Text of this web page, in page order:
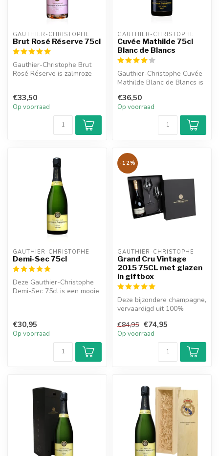
GAUTHIER-CHRISTOPHE
Brut Rosé Réserve 75cl
Gauthier-Christophe Brut
Rosé Réserve is zalmroze
€33,50
Op voorraad
GAUTHIER-CHRISTOPHE
Cuvée Mathilde 75cl
Blanc de Blancs
Gauthier-Christophe Cuvée
Mathilde Blanc de Blancs is
van...
€36,50
Op voorraad
GAUTHIER-CHRISTOPHE
Demi-Sec 75cl
Deze Gauthier-Christophe
Demi-Sec 75cl is een mooie
€30,95
Op voorraad
-12%
GAUTHIER-CHRISTOPHE
Grand Cru Vintage
2015 75CL met glazen
in giftbox
Deze bijzondere champagne,
vervaardigd uit 100%
van onz...
€84,95 €74,95
Op voorraad